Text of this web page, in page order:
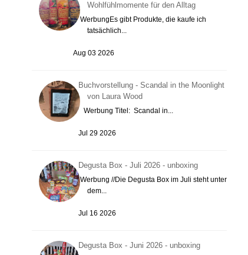
Wohlfühlmomente für den Alltag
WerbungEs gibt Produkte, die kaufe ich
tatsächlich...
Aug 03 2026
Buchvorstellung - Scandal in the Moonlight
von Laura Wood
Werbung Titel: Scandal in...
Jul 29 2026
Degusta Box - Juli 2026 - unboxing
Werbung //Die Degusta Box im Juli steht unter
dem...
Jul 16 2026
Degusta Box - Juni 2026 - unboxing